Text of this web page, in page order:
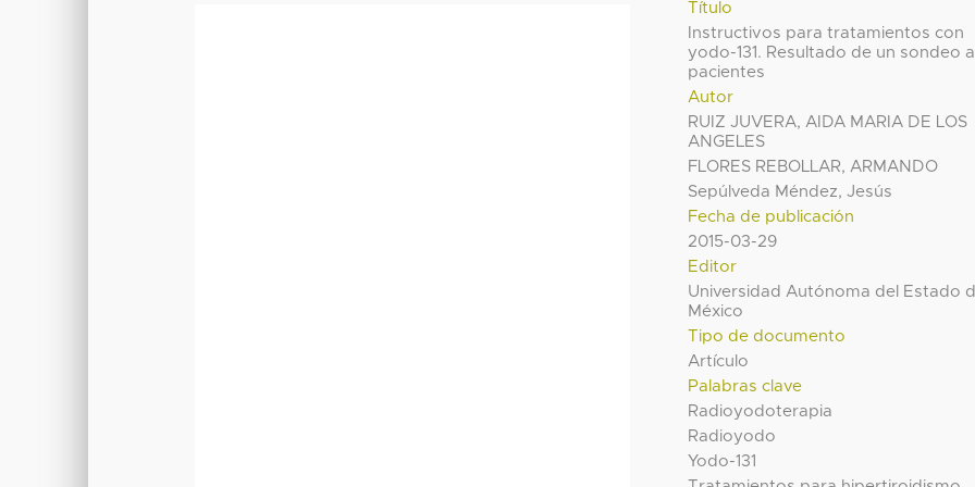
Título
Instructivos para tratamientos con
yodo-131. Resultado de un sondeo a
pacientes
Autor
RUIZ JUVERA, AIDA MARIA DE LOS
ANGELES
FLORES REBOLLAR, ARMANDO
Sepúlveda Méndez, Jesús
Fecha de publicación
2015-03-29
Editor
Universidad Autónoma del Estado
México
Tipo de documento
Artículo
Palabras clave
Radioyodoterapia
Radioyodo
Yodo-131